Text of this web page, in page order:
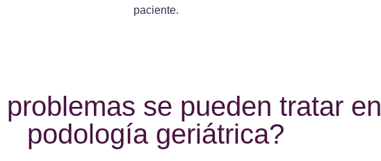
paciente.
se pueden tratar en
podología geriátrica?